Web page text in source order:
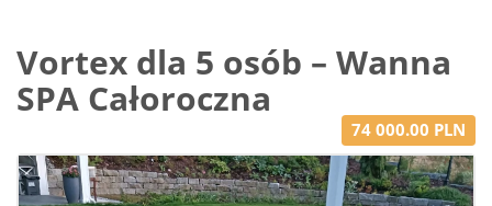
Vortex dla 5 osób – Wanna
SPA Całoroczna
74 000.00 PLN